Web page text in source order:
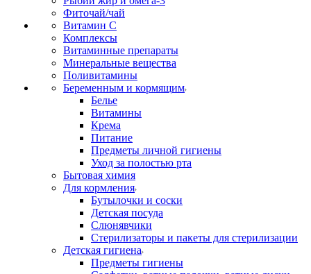
Фиточай/чай
Витамин С
Комплексы
Витаминные препараты
Минеральные вещества
Поливитамины
Беременным и кормящим
Белье
Витамины
Крема
Питание
Предметы личной гигиены
Уход за полостью рта
Бытовая химия
Для кормления
Бутылочки и соски
Детская посуда
Слюнявчики
Стерилизаторы и пакеты для стерилизации
Детская гигиена
Предметы гигиены